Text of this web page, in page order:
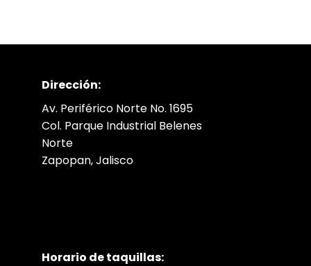
Dirección:
Av. Periférico Norte No. 1695
Col. Parque Industrial Belenes
Norte
Zapopan, Jalisco
Horario de taquillas: